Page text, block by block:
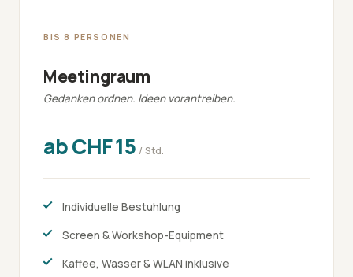
BIS 8 PERSONEN
Meetingraum
Gedanken ordnen. Ideen vorantreiben.
ab CHF 15 / Std.
Individuelle Bestuhlung
Screen & Workshop-Equipment
Kaffee, Wasser & WLAN inklusive